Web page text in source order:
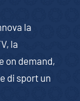
la
la
on demand,
di sport un